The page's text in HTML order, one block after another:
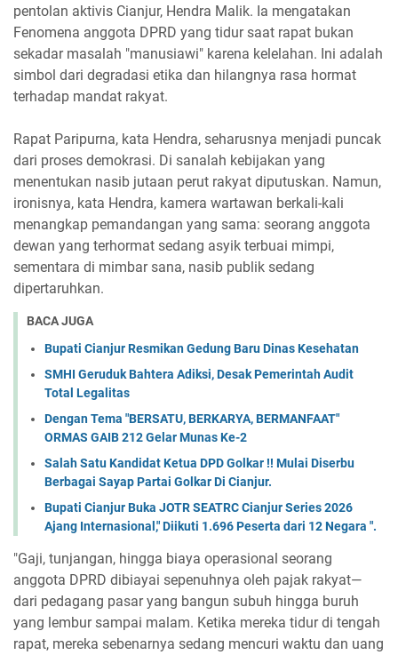
pentolan aktivis Cianjur, Hendra Malik. Ia mengatakan
Fenomena anggota DPRD yang tidur saat rapat bukan
sekadar masalah "manusiawi" karena kelelahan. Ini adalah
simbol dari degradasi etika dan hilangnya rasa hormat
terhadap mandat rakyat.
Rapat Paripurna, kata Hendra, seharusnya menjadi puncak
dari proses demokrasi. Di sanalah kebijakan yang
menentukan nasib jutaan perut rakyat diputuskan. Namun,
ironisnya, kata Hendra, kamera wartawan berkali-kali
menangkap pemandangan yang sama: seorang anggota
dewan yang terhormat sedang asyik terbuai mimpi,
sementara di mimbar sana, nasib publik sedang
dipertaruhkan.
BACA JUGA
Bupati Cianjur Resmikan Gedung Baru Dinas Kesehatan
SMHI Geruduk Bahtera Adiksi, Desak Pemerintah Audit
Total Legalitas
Dengan Tema "BERSATU, BERKARYA, BERMANFAAT"
ORMAS GAIB 212 Gelar Munas Ke-2
Salah Satu Kandidat Ketua DPD Golkar !! Mulai Diserbu
Berbagai Sayap Partai Golkar Di Cianjur.
Bupati Cianjur Buka JOTR SEATRC Cianjur Series 2026
Ajang Internasional," Diikuti 1.696 Peserta dari 12 Negara ".
"Gaji, tunjangan, hingga biaya operasional seorang
anggota DPRD dibiayai sepenuhnya oleh pajak rakyat—
dari pedagang pasar yang bangun subuh hingga buruh
yang lembur sampai malam. Ketika mereka tidur di tengah
rapat, mereka sebenarnya sedang mencuri waktu dan uang